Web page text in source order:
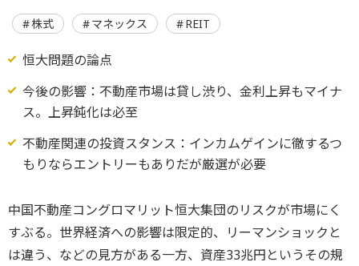
株式 マネックス REIT
恒大問題の論点
今後の影響：不動産市場は貸し渋り、金利上昇もマイナ
ス。上昇鈍化は必至
不動産関連の投資スタンス：インカムゲインに徹するつ
もりならエントリーもありだが厳選が必要
中国不動産コングロマリット恒大集団のリスクが市場にく
すぶる。世界経済への影響は限定的、リーマンショックと
は違う、などの見方がある一方、資産33兆円というその規